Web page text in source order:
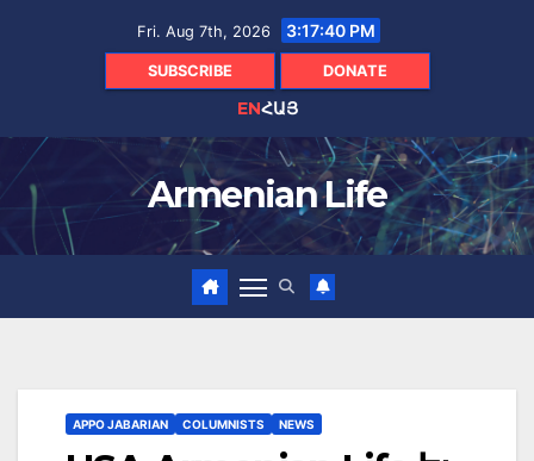
Fri. Aug 7th, 2026 3:17:41 PM
SUBSCRIBE DONATE
ENՀԱՅ
Armenian Life
APPO JABARIAN COLUMNISTS NEWS